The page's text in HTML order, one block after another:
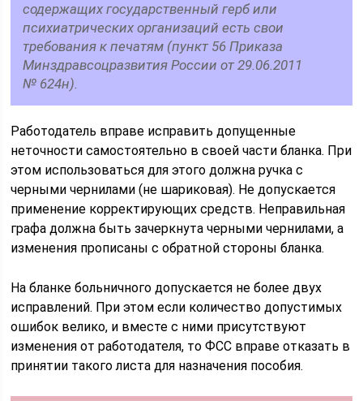
содержащих государственный герб или
психиатрических организаций есть свои
требования к печатям (пункт 56 Приказа
Минздравсоцразвития России от 29.06.2011
№ 624н).
Работодатель вправе исправить допущенные
неточности самостоятельно в своей части бланка. При
этом использоваться для этого должна ручка с
черными чернилами (не шариковая). Не допускается
применение корректирующих средств. Неправильная
графа должна быть зачеркнута черными чернилами, а
изменения прописаны с обратной стороны бланка.
На бланке больничного допускается не более двух
исправлений. При этом если количество допустимых
ошибок велико, и вместе с ними присутствуют
изменения от работодателя, то ФСС вправе отказать в
принятии такого листа для назначения пособия.